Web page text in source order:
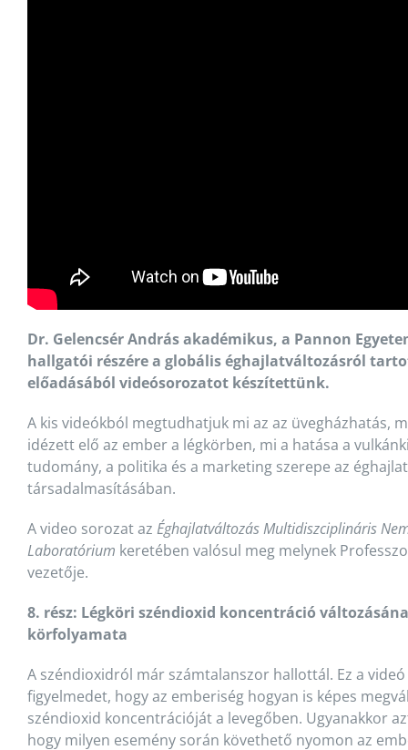
Dr. Gelencsér András akadémikus, a Pannon
hallgatói részére a globális éghajlatváltozásról
előadásából videósorozatot készítettünk.
A kis videókból megtudhatjuk mi az az üvegházhatás,
idézett elő az ember a légkörben, mi a hatása a
tudomány, a politika és a marketing szerepe az
társadalmasításában.
A video sorozat az Éghajlatváltozás Multidiszciplináris
Laboratórium keretében valósul meg melynek
vezetője.
8. rész: Légköri széndioxid koncentráció
körfolyamata
A széndioxidról már számtalanszor hallottál. Ez a
figyelmedet, hogy az emberiség hogyan is képes
széndioxid koncentrációját a levegőben. Ugyanakkor
hogy milyen esemény során követhető nyomon az